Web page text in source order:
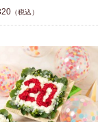
（税込）